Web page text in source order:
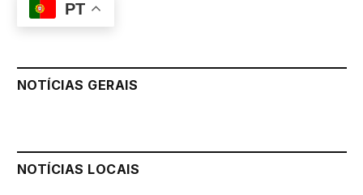
PT
NOTÍCIAS GERAIS
NOTÍCIAS LOCAIS